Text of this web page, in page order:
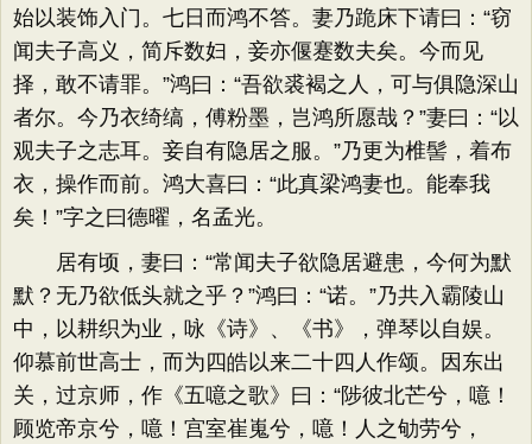
始以装饰入门。七日而鸿不答。妻乃跪床下请曰：“窃
闻夫子高义，简斥数妇，妾亦偃蹇数夫矣。今而见
择，敢不请罪。”鸿曰：“吾欲裘褐之人，可与俱隐深山
者尔。今乃衣绮缟，傅粉墨，岂鸿所愿哉？”妻曰：“以
观夫子之志耳。妾自有隐居之服。”乃更为椎髻，着布
衣，操作而前。鸿大喜曰：“此真梁鸿妻也。能奉我
矣！”字之曰德曜，名孟光。
居有顷，妻曰：“常闻夫子欲隐居避患，今何为默
默？无乃欲低头就之乎？”鸿曰：“诺。”乃共入霸陵山
中，以耕织为业，咏《诗》、《书》，弹琴以自娱。
仰慕前世高士，而为四皓以来二十四人作颂。因东出
关，过京师，作《五噫之歌》曰：“陟彼北芒兮，噫！
顾览帝京兮，噫！宫室崔嵬兮，噫！人之劬劳兮，